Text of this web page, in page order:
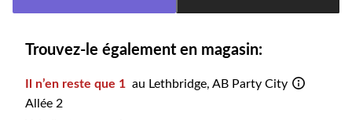
à
Trouvez-le également en magasin:
Il n’en reste que 1 au Lethbridge, AB Party City
Allée 2